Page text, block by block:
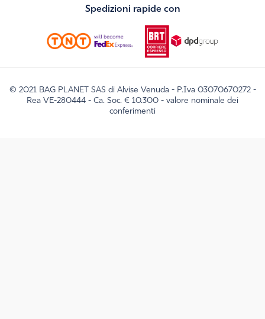
Spedizioni rapide con
© 2021 BAG PLANET SAS di Alvise Venuda - P.Iva 03070670272 -
Rea VE-280444 - Ca. Soc. € 10.300 - valore nominale dei
conferimenti